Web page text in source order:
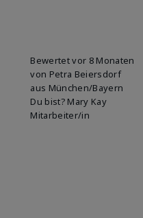
Bewertetvor 8 Monaten
von Petra Beiersdorf
aus München/Bayern
Du bist? Mary Kay
Mitarbeiter/in